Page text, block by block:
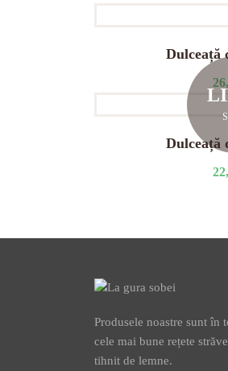
Dulceață
Dulceață
Produsele noastre sunt în
cele mai bune rețete
tihnit de lemne.